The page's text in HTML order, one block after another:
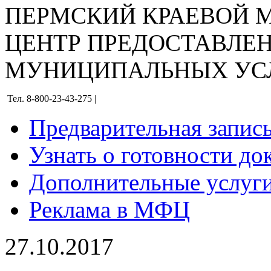
ПЕРМСКИЙ КРАЕВОЙ
ЦЕНТР
МУНИЦИПАЛЬНЫХ
Тел. 8-800-23-43-275 |
Предварительная
Узнать о готовности
Дополнительные
Реклама в МФЦ
27.10.2017